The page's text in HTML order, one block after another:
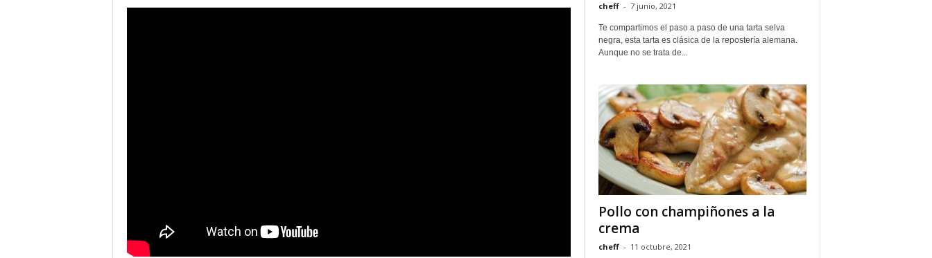
cheff - 7 junio, 2021
Te compartimos el paso a paso de una tarta selva
negra, esta tarta es clásica de la repostería alemana.
Aunque no se trata de...
Pollo con champiñones a la
crema
cheff - 11 octubre, 2021